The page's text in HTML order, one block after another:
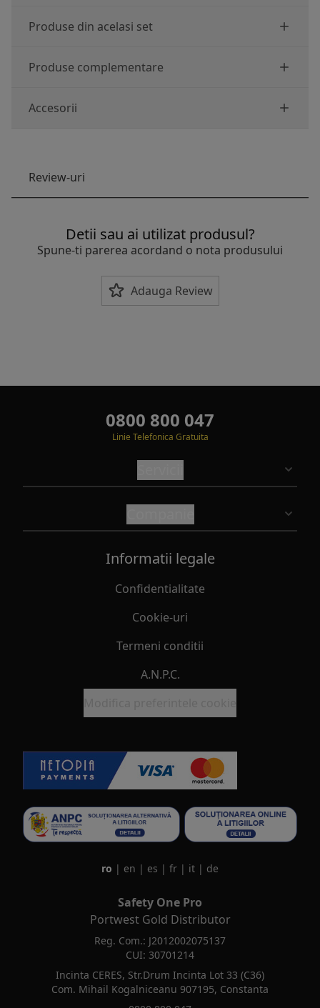
Produse din acelasi set
Produse complementare
Accesorii
Review-uri
Detii sau ai utilizat produsul?
Spune-ti parerea acordand o nota produsului
Adauga Review
0800 800 047
Linie Telefonica Gratuita
Informatii legale
Confidentialitate
Cookie-uri
Termeni conditii
A.N.P.C.
ro | en | es | fr | it | de
Safety One Pro
Portwest Gold Distributor
Reg. Com.: J2012002075137
CUI: 30701214
Incinta CERES, Str.Drum Incinta Lot 33 (C36)
Com. Mihail Kogalniceanu 907195, Constanta